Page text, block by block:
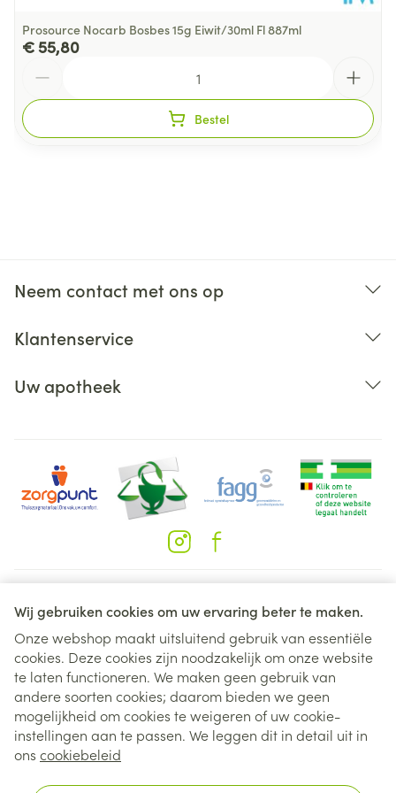
Wij gebruiken cookies om uw ervaring beter te maken.
Onze webshop maakt uitsluitend gebruik van essentiële
cookies. Deze cookies zijn noodzakelijk om onze website
te laten functioneren. We maken geen gebruik van
andere soorten cookies; daarom bieden we geen
mogelijkheid om cookies te weigeren of uw cookie-
instellingen aan te passen. We leggen dit in detail uit in
ons cookiebeleid
Prosource Nocarb Bosbes 15g Eiwit/30ml Fl 887ml
€ 55,80
Bestel
Neem contact met ons op
Klantenservice
Uw apotheek
Juridische links